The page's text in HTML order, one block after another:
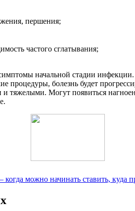
першения;
частого сглатывания;
начальной стадии инфекции.
процедуры, болезнь будет
тяжелыми. Могут появиться
когда можно начинать ставить, куда